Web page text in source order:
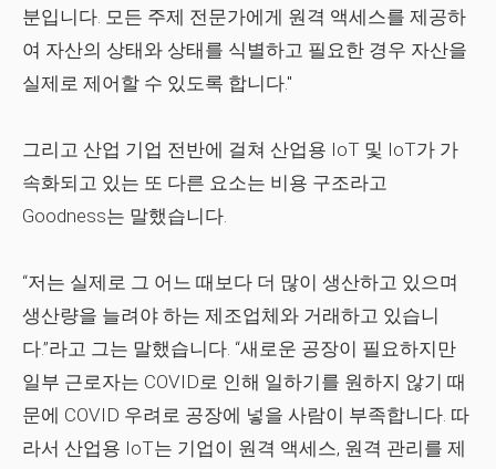
분입니다. 모든 주제 전문가에게 원격 액세스를 제공하
여 자산의 상태와 상태를 식별하고 필요한 경우 자산을
실제로 제어할 수 있도록 합니다."
그리고 산업 기업 전반에 걸쳐 산업용 IoT 및 IoT가 가
속화되고 있는 또 다른 요소는 비용 구조라고
Goodness는 말했습니다.
“저는 실제로 그 어느 때보다 더 많이 생산하고 있으며
생산량을 늘려야 하는 제조업체와 거래하고 있습니
다.”라고 그는 말했습니다. “새로운 공장이 필요하지만
일부 근로자는 COVID로 인해 일하기를 원하지 않기 때
문에 COVID 우려로 공장에 넣을 사람이 부족합니다. 따
라서 산업용 IoT는 기업이 원격 액세스, 원격 관리를 제